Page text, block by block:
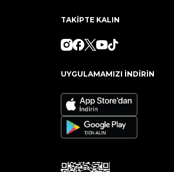
TAKİPTE KALIN
UYGULAMAMIZI İNDİRİN